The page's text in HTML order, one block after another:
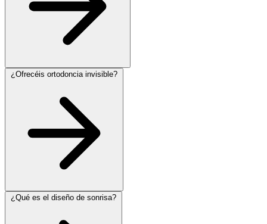
¿Ofrecéis ortodoncia invisible?
¿Qué es el diseño de sonrisa?